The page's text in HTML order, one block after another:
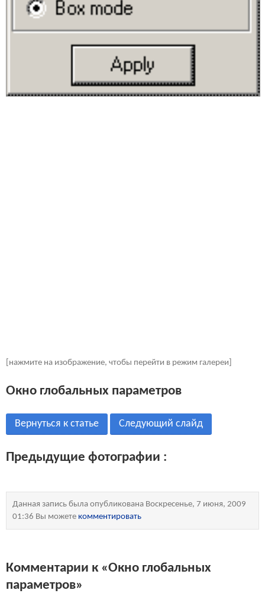
[нажмите на изображение, чтобы перейти в режим галереи]
Окно глобальных параметров
Вернуться к статье Следующий слайд
Предыдущие фотографии :
Данная запись была опубликована Воскресенье, 7 июня, 2009
01:36 Вы можете комментировать
Комментарии к «Окно глобальных
параметров»